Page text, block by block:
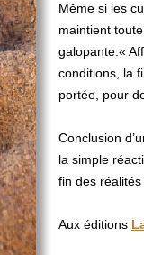
Même si les
maintient
galopante.«
conditions, la
portée, pour
Conclusion
la simple
fin des réalités
Aux éditions